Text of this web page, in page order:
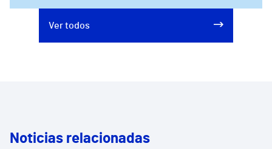
Ver todos
Noticias relacionadas